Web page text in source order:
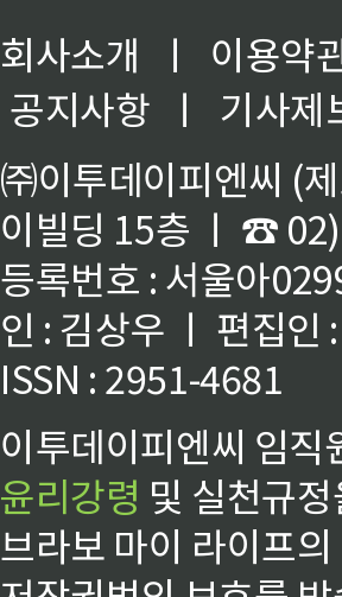
회사소개 ㅣ
이용약
공지사항
ㅣ
기사제
㈜이투데이피엔씨 (
이빌딩 15층 ㅣ ☎
등록번호 : 서울아
인 : 김상우 ㅣ 편집인
ISSN : 2951-4681
이투데이피엔씨 임
윤리강령 및 실천규
브라보 마이 라이프